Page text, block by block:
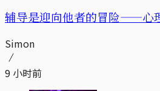
辅导是迎向他者的冒险——心
Simon
9 小时前